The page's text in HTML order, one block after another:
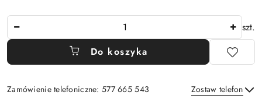
szt.
Do koszyka
Zamówienie telefoniczne: 577 665 543 Zostaw telefon